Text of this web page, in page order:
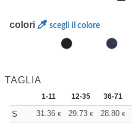
colori scegli il colore
TAGLIA
1-11 12-35 36-71
S 31.36 € 29.73 € 28.80 €